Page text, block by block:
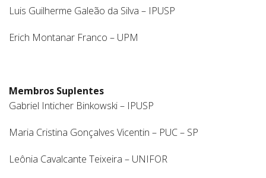
Luis Guilherme Galeão da Silva – IPUSP
Erich Montanar Franco – UPM
Membros Suplentes
Gabriel Inticher Binkowski – IPUSP
Maria Cristina Gonçalves Vicentin – PUC – SP
Leônia Cavalcante Teixeira – UNIFOR